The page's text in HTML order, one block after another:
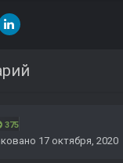
375
17 октября, 2020